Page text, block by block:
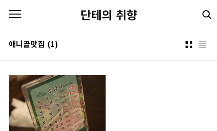
단테의 취향
애니골맛집 (1)